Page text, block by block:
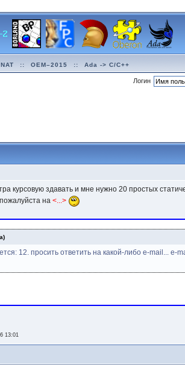
:: OEM–2015 :: Ada -> C/C++
Логин
курсовую здавать и мне нужно 20 простых
пожалуйста на<...>
12. просить ответить на какой-либо e-mail...
13:01